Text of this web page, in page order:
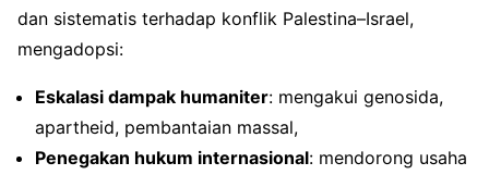
dan sistematis terhadap konflik Palestina–Israel,
mengadopsi:
Eskalasi dampak humaniter: mengakui genosida,
apartheid, pembantaian massal,
Penegakan hukum internasional: mendorong usaha